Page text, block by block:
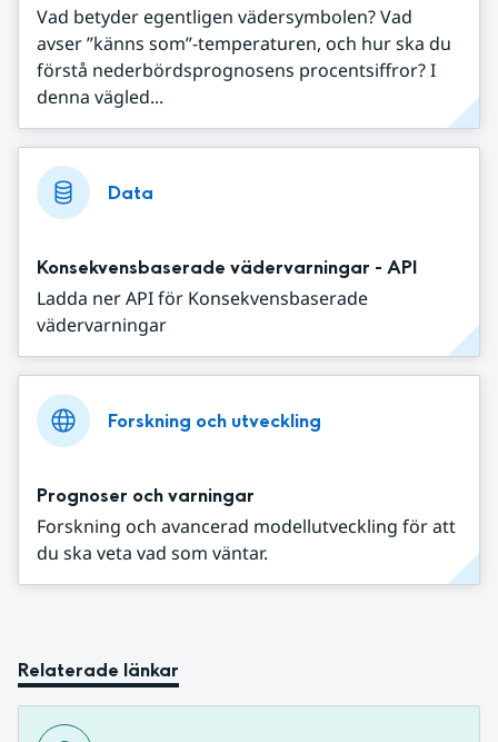
Vad betyder egentligen vädersymbolen? Vad
avser ”känns som”-temperaturen, och hur ska du
förstå nederbördsprognosens procentsiffror? I
denna vägled...
Data
Konsekvensbaserade vädervarningar - API
Ladda ner API för Konsekvensbaserade
vädervarningar
Forskning och utveckling
Prognoser och varningar
Forskning och avancerad modellutveckling för att
du ska veta vad som väntar.
Relaterade länkar